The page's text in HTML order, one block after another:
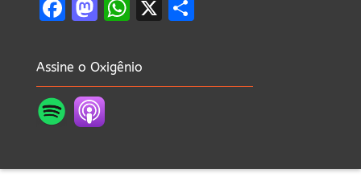
Facebook
Mastodon
WhatsApp
X Share
Assine o Oxigênio